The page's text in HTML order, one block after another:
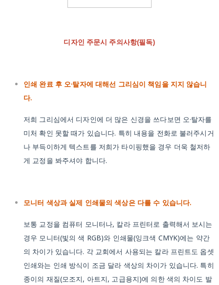
디자인 주문시 주의사항(필독)
인쇄 완료 후 오·탈자에 대해선 그리심이 책임을 지지 않습니
다.
저희 그리심에서 디자인에 더 많은 신경을 쓰다보면 오·탈자를
미처 확인 못할 때가 있습니다. 특히 내용을 전화로 불러주시거
나 부득이하게 텍스트를 저희가 타이핑했을 경우 더욱 철저하
게 교정을 봐주셔야 합니다.
모니터 색상과 실제 인쇄물의 색상은 다를 수 있습니다.
보통 교정을 컴퓨터 모니터나, 칼라 프린터로 출력해서 보시는
경우 모니터(빛의 색 RGB)와 인쇄물(잉크색 CMYK)에는 약간
의 차이가 있습니다. 각 교회에서 사용되는 칼라 프린트도 옵셋
인쇄와는 인쇄 방식이 조금 달라 색상의 차이가 있습니다. 특히
종이의 재질(모조지, 아트지, 고급용지)에 의한 색의 차이도 발